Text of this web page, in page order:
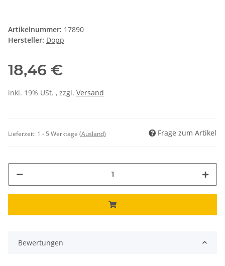
Artikelnummer: 17890
Hersteller: Dopp
18,46 €
inkl. 19% USt. , zzgl. Versand
Lieferzeit: 1 - 5 Werktage (Ausland) Frage zum Artikel
Bewertungen